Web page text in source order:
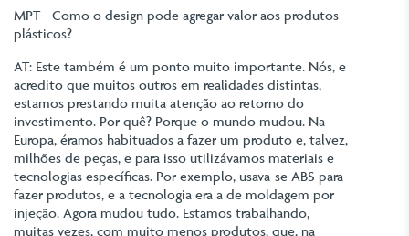
MPT - Como o design pode agregar valor aos produtos
plásticos?
AT: Este também é um ponto muito importante. Nós, e
acredito que muitos outros em realidades distintas,
estamos prestando muita atenção ao retorno do
investimento. Por quê? Porque o mundo mudou. Na
Europa, éramos habituados a fazer um produto e, talvez,
milhões de peças, e para isso utilizávamos materiais e
tecnologias específicas. Por exemplo, usava-se ABS para
fazer produtos, e a tecnologia era a de moldagem por
injeção. Agora mudou tudo. Estamos trabalhando,
muitas vezes, com muito menos produtos, que, na